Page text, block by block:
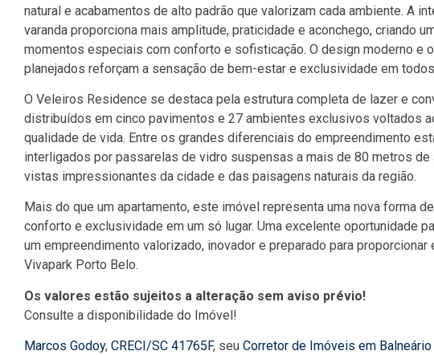
natural e acabamentos de alto padrão que valorizam cada ambiente. A
varanda proporciona mais amplitude, praticidade e aconchego, criando
momentos especiais com conforto e sofisticação. O design moderno e
planejados reforçam a sensação de bem-estar e exclusividade em
O Veleiros Residence se destaca pela estrutura completa de lazer e
distribuídos em cinco pavimentos e 27 ambientes exclusivos voltados
qualidade de vida. Entre os grandes diferenciais do empreendimento
interligados por passarelas de vidro suspensas a mais de 80 metros
vistas impressionantes da cidade e das paisagens naturais da região.
Mais do que um apartamento, este imóvel representa uma nova forma
conforto e exclusividade em um só lugar. Uma excelente oportunidade
um empreendimento valorizado, inovador e preparado para
Vivapark Porto Belo.
Os valores estão sujeitos a alteração sem aviso prévio!
Consulte a disponibilidade do Imóvel!
Marcos Godoy, CRECI/SC 41765F, seu Corretor de Imóveis em Balneário